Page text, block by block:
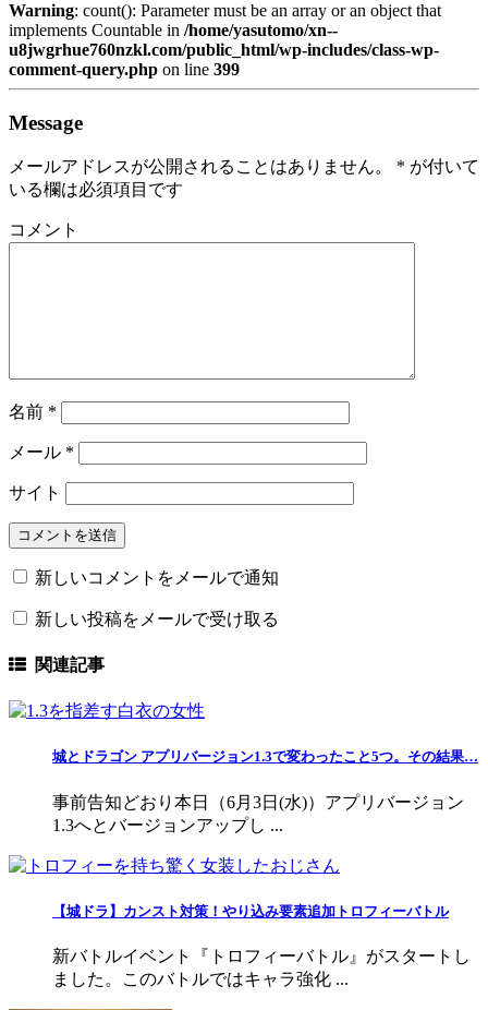
Warning: count(): Parameter must be an array or an object that
implements Countable in /home/yasutomo/xn--
u8jwgrhue760nzkl.com/public_html/wp-includes/class-wp-
comment-query.php on line 399
Message
メールアドレスが公開されることはありません。 * が付いて
いる欄は必須項目です
コメント
名前 *
メール *
サイト
新しいコメントをメールで通知
新しい投稿をメールで受け取る
関連記事
城とドラゴン アプリバージョン1.3で変わったこと5つ。その結果…
事前告知どおり本日（6月3日(水)）アプリバージョン
1.3へとバージョンアップし ...
【城ドラ】カンスト対策！やり込み要素追加トロフィーバトル
新バトルイベント『トロフィーバトル』がスタートし
ました。このバトルではキャラ強化 ...